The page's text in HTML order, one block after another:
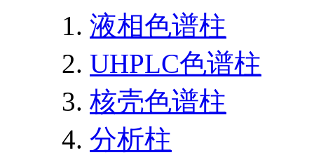
液相色谱柱
UHPLC色谱柱
核壳色谱柱
分析柱